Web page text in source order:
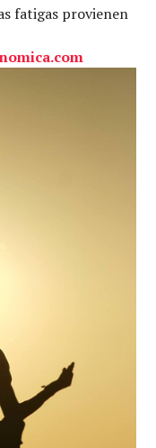
fatigas provienen